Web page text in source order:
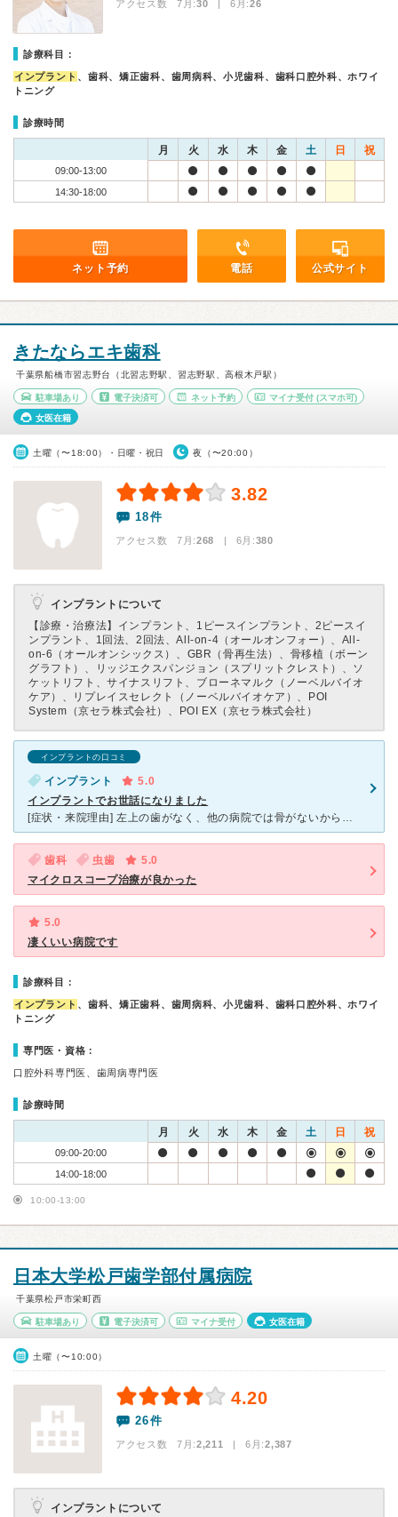
アクセス数 7月:30 | 6月:26
診療科目：
インプラント 、歯科、矯正歯科、歯周病科、小児歯科、歯科口腔外科、ホワイ
トニング
診療時間
月 火 水 木 金 土 日 祝
09:00-13:00
14:30-18:00
ネット予約 電話 公式サイト
きたならエキ歯科
千葉県船橋市習志野台（北習志野駅、習志野駅、高根木戸駅）
駐車場あり 電子決済可 ネット予約 マイナ受付 (スマホ可)
女医在籍
土曜（〜18:00）・日曜・祝日 夜（〜20:00）
3.82
18件
アクセス数 7月:268 | 6月:380
インプラントについて
【診療・治療法】 インプラント、1ピースインプラント、2ピースイ
ンプラント、1回法、2回法、All-on-4（オールオンフォー）、All-
on-6（オールオンシックス）、GBR（骨再生法）、骨移植（ボーン
グラフト）、リッジエクスパンジョン（スプリットクレスト）、ソ
ケットリフト、サイナスリフト、ブローネマルク（ノーベルバイオ
ケア）、リプレイスセレクト（ノーベルバイオケア）、POI
System（京セラ株式会社）、POI EX（京セラ株式会社）
インプラントの口コミ
インプラント
5.0
インプラントでお世話になりました
[症状・来院理由] 左上の歯がなく、他の病院では骨がないからインプラントができないと断られていましたが、院長に骨をつくってもらいました。半年間まって、歯ができ、左で食べられるようになり快適です。
歯科 虫歯
5.0
マイクロスコープ治療が良かった
5.0
凄くいい病院です
診療科目：
インプラント 、歯科、矯正歯科、歯周病科、小児歯科、歯科口腔外科、ホワイ
トニング
専門医・資格：
口腔外科専門医、歯周病専門医
診療時間
月 火 水 木 金 土 日 祝
09:00-20:00
14:00-18:00
10:00-13:00
日本大学松戸歯学部付属病院
千葉県松戸市栄町西
駐車場あり 電子決済可 マイナ受付 女医在籍
土曜（〜10:00）
4.20
26件
アクセス数 7月:2,211 | 6月:2,387
インプラントについて